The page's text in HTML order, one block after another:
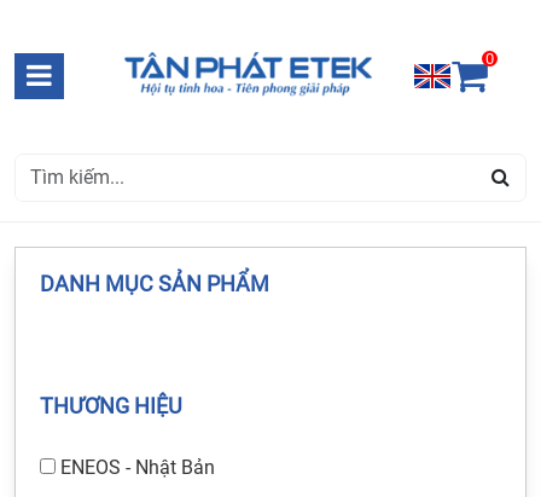
0
DANH MỤC SẢN PHẨM
THƯƠNG HIỆU
ENEOS - Nhật Bản